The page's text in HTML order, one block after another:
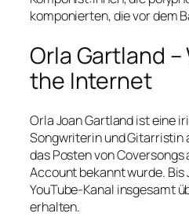
komponierten, die vor dem
Orla Gartland
the Internet
Orla Joan Gartland ist eine
Songwriterin und Gitarristin
das Posten von Coversongs
Account bekannt wurde. Bis
YouTube-Kanal insgesamt
erhalten.